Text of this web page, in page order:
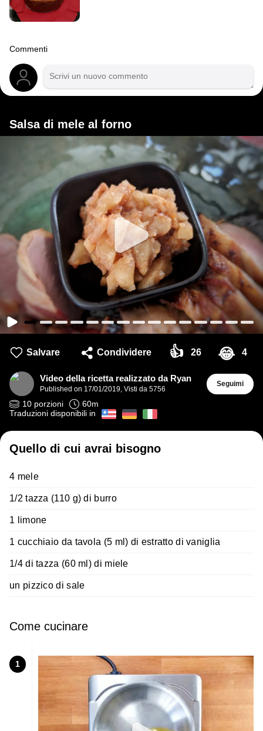
Commenti
Salsa di mele al forno
Salvare Condividere 👍 26 😂 4
Video della ricetta realizzato da Ryan
Published on 17/01/2019, Visti da 5756
Seguimi
10 porzioni 60m
Traduzioni disponibili in
Quello di cui avrai bisogno
4 mele
1/2 tazza (110 g) di burro
1 limone
1 cucchiaio da tavola (5 ml) di estratto di vaniglia
1/4 di tazza (60 ml) di miele
un pizzico di sale
Come cucinare
1